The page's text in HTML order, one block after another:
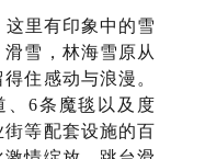
这里有印象中的雪
雪，林海雪原从
住感动与浪漫。
、6条魔毯以及度
等配套设施的百